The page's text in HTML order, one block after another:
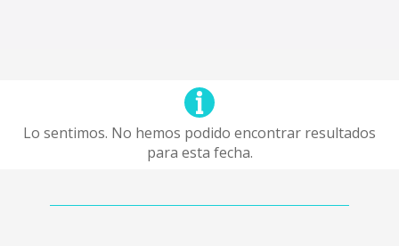
Lo sentimos. No hemos podido encontrar resultados
para esta fecha.